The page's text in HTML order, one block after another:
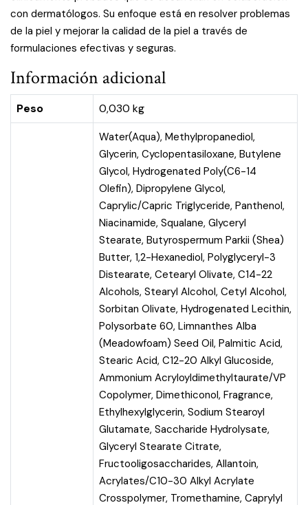
con dermatólogos. Su enfoque está en resolver problemas
de la piel y mejorar la calidad de la piel a través de
formulaciones efectivas y seguras.
Información adicional
Peso 0,030 kg
Water(Aqua), Methylpropanediol,
Glycerin, Cyclopentasiloxane, Butylene
Glycol, Hydrogenated Poly(C6-14
Olefin), Dipropylene Glycol,
Caprylic/Capric Triglyceride, Panthenol,
Niacinamide, Squalane, Glyceryl
Stearate, Butyrospermum Parkii (Shea)
Butter, 1,2-Hexanediol, Polyglyceryl-3
Distearate, Cetearyl Olivate, C14-22
Alcohols, Stearyl Alcohol, Cetyl Alcohol,
Sorbitan Olivate, Hydrogenated Lecithin,
Polysorbate 60, Limnanthes Alba
(Meadowfoam) Seed Oil, Palmitic Acid,
Stearic Acid, C12-20 Alkyl Glucoside,
Ammonium Acryloyldimethyltaurate/VP
Copolymer, Dimethiconol, Fragrance,
Ethylhexylglycerin, Sodium Stearoyl
Glutamate, Saccharide Hydrolysate,
Glyceryl Stearate Citrate,
Fructooligosaccharides, Allantoin,
Acrylates/C10-30 Alkyl Acrylate
Crosspolymer, Tromethamine, Caprylyl